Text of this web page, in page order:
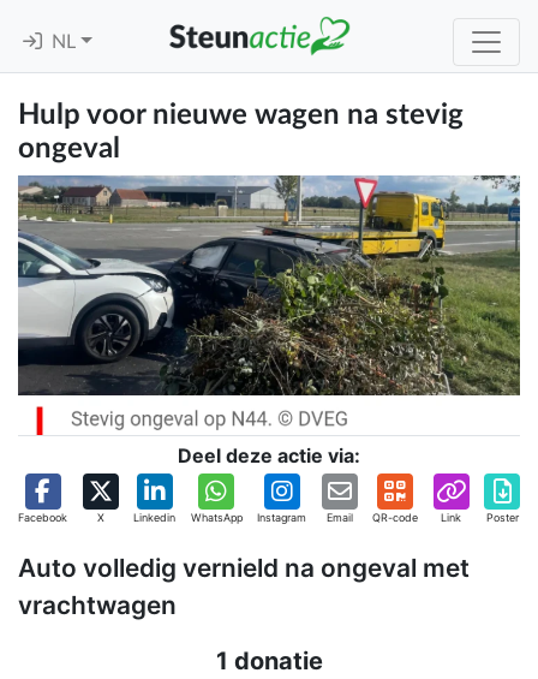
NL
Hulp voor nieuwe wagen na stevig
ongeval
Deel deze actie via:
Facebook X Linkedin WhatsApp Instagram Email QR-code Link Poster
Auto volledig vernield na ongeval met
vrachtwagen
1 donatie